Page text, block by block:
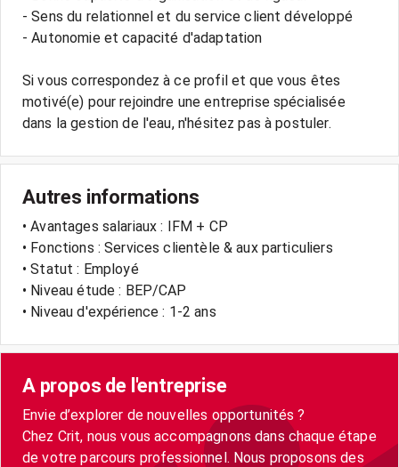
- Sens du relationnel et du service client développé
- Autonomie et capacité d'adaptation
Si vous correspondez à ce profil et que vous êtes
motivé(e) pour rejoindre une entreprise spécialisée
Autres informations
• Avantages salariaux : IFM + CP
• Fonctions : Services clientèle & aux particuliers
• Statut : Employé
• Niveau étude : BEP/CAP
• Niveau d'expérience : 1-2 ans
A propos de l'entreprise
Envie d’explorer de nouvelles opportunités ?
Chez Crit, nous vous accompagnons dans chaque étape
de votre parcours professionnel. Nous proposons des